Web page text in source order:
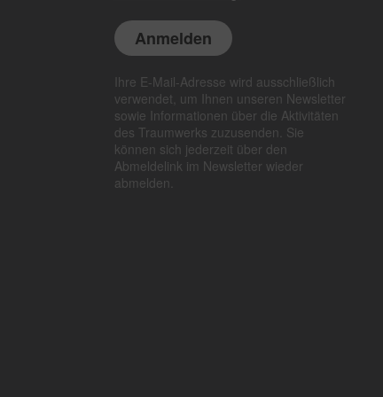
Ihre E-Mail-Adresse wird ausschließlich
verwendet, um Ihnen unseren Newsletter
sowie Informationen über die Aktivitäten
des Traumwerks zuzusenden. Sie
können sich jederzeit über den
Abmeldelink im Newsletter wieder
abmelden.